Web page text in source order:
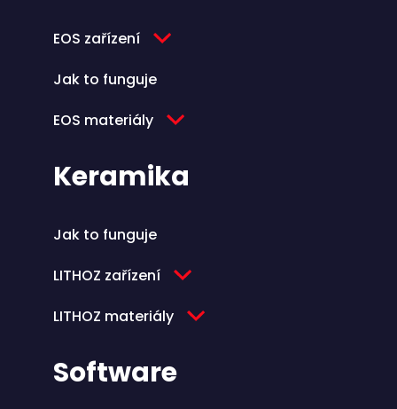
EOS zařízení
Jak to funguje
EOS materiály
Keramika
Jak to funguje
LITHOZ zařízení
LITHOZ materiály
Software